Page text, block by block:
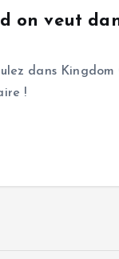
on veut
dans
!